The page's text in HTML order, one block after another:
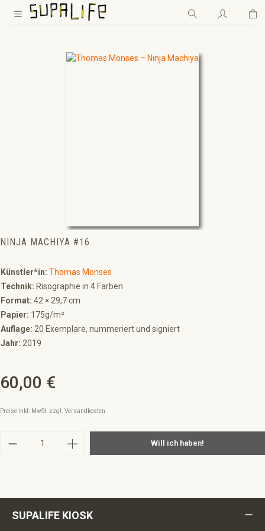
Zum Hauptinhalt springen
NINJA MACHIYA #16
Künstler*in: Thomas Monses
Technik: Risographie in 4 Farben
Format: 42 × 29,7 cm
Papier: 175g/m²
Auflage: 20 Exemplare, nummeriert und signiert
Jahr: 2019
Regulärer Preis:
60,00 €
Preise inkl. MwSt. zzgl. Versandkosten
Produkt Anzahl: Gib den gewünschten Wert
Will ich haben!
SUPALIFE KIOSK